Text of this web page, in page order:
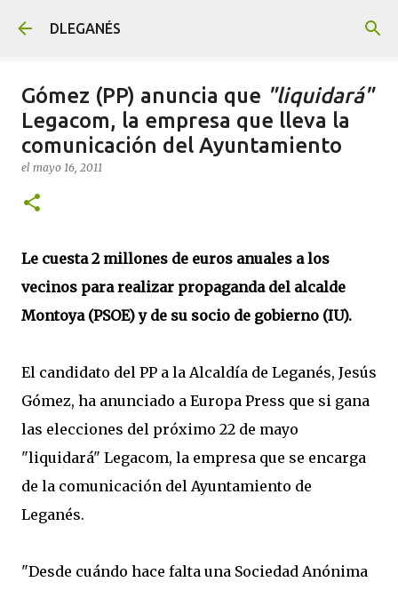
DLEGANÉS
Gómez (PP) anuncia que "liquidará"
Legacom, la empresa que lleva la
comunicación del Ayuntamiento
el mayo 16, 2011
Le cuesta 2 millones de euros anuales a los
vecinos para realizar propaganda del alcalde
Montoya (PSOE) y de su socio de gobierno (IU).
El candidato del PP a la Alcaldía de Leganés, Jesús
Gómez, ha anunciado a Europa Press que si gana
las elecciones del próximo 22 de mayo
"liquidará" Legacom, la empresa que se encarga
de la comunicación del Ayuntamiento de
Leganés.
"Desde cuándo hace falta una Sociedad Anónima